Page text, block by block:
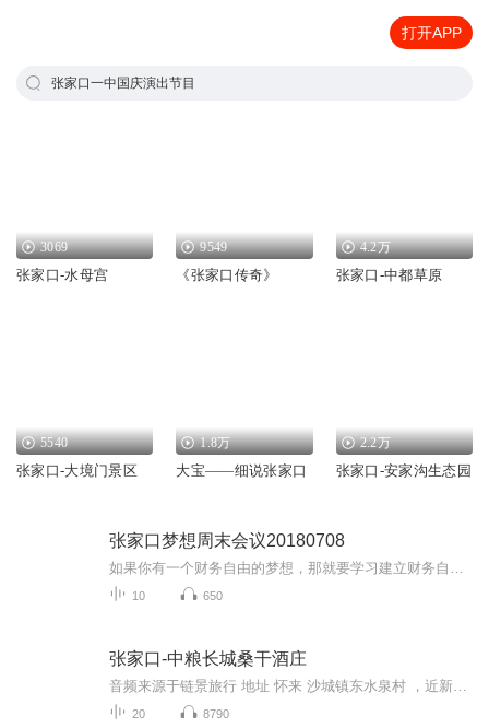
打开APP
张家口一中国庆演出节目
3069
张家口-水母宫
9549
《张家口传奇》
4.2万
张家口-中都草原
5540
张家口-大境门景区
1.8万
大宝——细说张家口
2.2万
张家口-安家沟生态园
张家口梦想周末会议20180708
10 650
张家口-中粮长城桑干酒庄
20 8790